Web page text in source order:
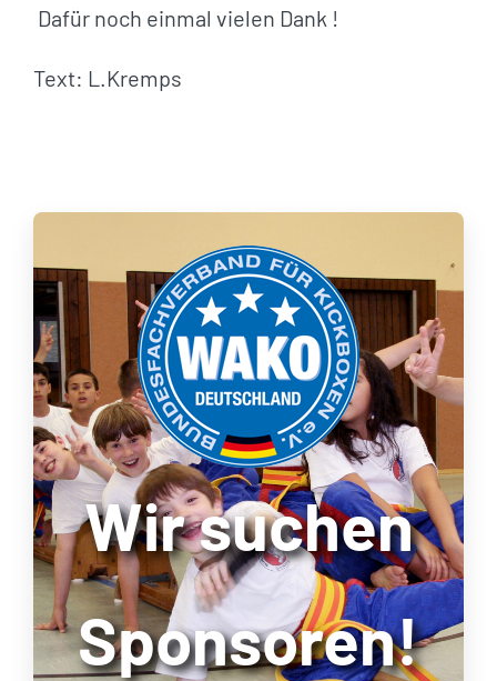
Dafür noch einmal vielen Dank !
Text: L.Kremps
Wir suchen
Sponsoren!